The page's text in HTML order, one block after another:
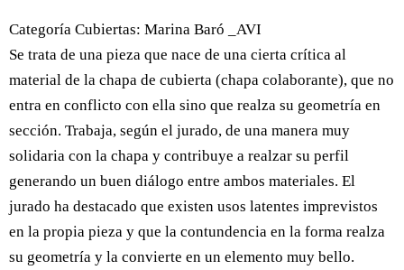
Categoría Cubiertas: Marina Baró _AVI
Se trata de una pieza que nace de una cierta crítica al
material de la chapa de cubierta (chapa colaborante), que no
entra en conflicto con ella sino que realza su geometría en
sección. Trabaja, según el jurado, de una manera muy
solidaria con la chapa y contribuye a realzar su perfil
generando un buen diálogo entre ambos materiales. El
jurado ha destacado que existen usos latentes imprevistos
en la propia pieza y que la contundencia en la forma realza
su geometría y la convierte en un elemento muy bello.